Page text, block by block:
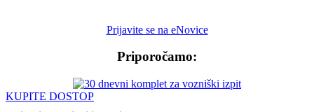
Prijavite se na eNovice
Priporočamo:
KUPITE DOSTOP